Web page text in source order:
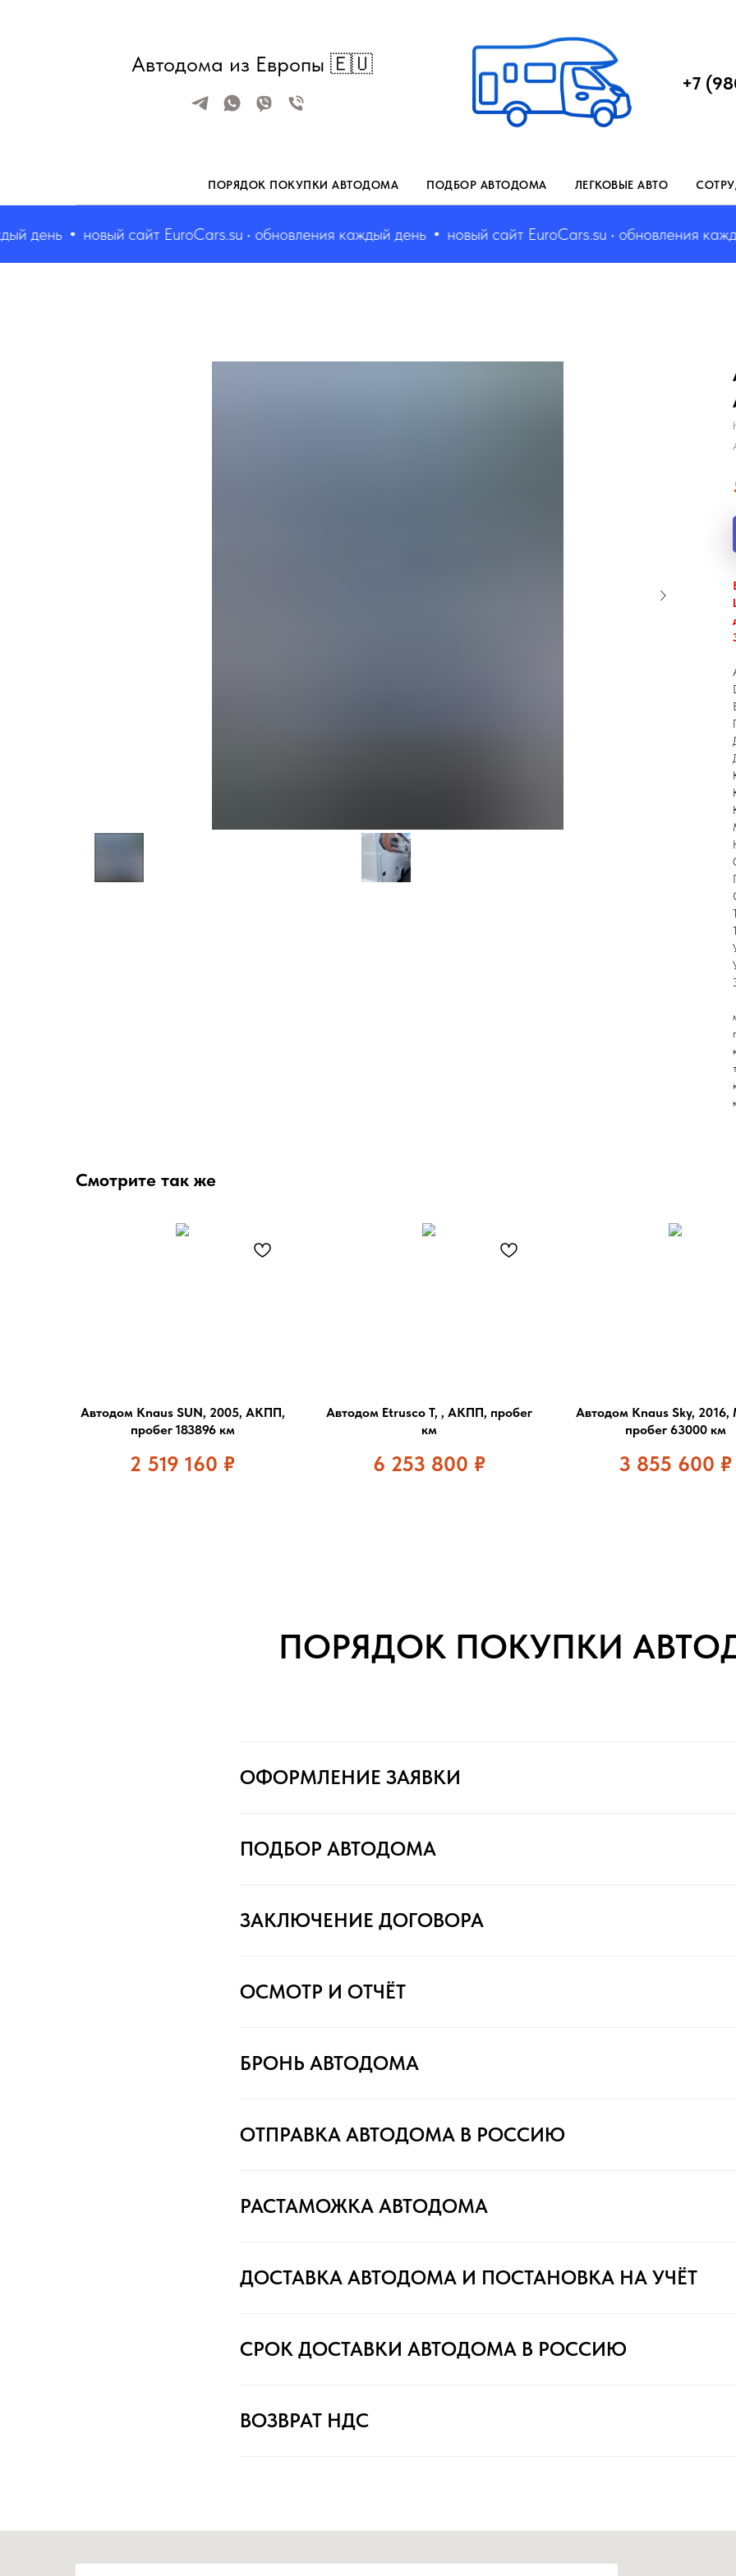
Автодома из Европы 🇪🇺
+7
ПОРЯДОК ПОКУПКИ АВТОДОМА ПОДБОР АВТОДОМА ЛЕГКОВЫЕ АВТО
новый сайт EuroCars.su • обновления каждый день новый сайт EuroCars.su • обновления каждый
Смотрите так же
Автодом Knaus SUN, 2005, АКПП,
пробег 183896 км
2 519 160 ₽
Автодом Etrusco T, , АКПП, пробег
км
6 253 800 ₽
Автодом Knaus Sky,
пробег 63000 км
3 855 600 ₽
ПОРЯДОК ПОКУПКИ
ОФОРМЛЕНИЕ ЗАЯВКИ
ПОДБОР АВТОДОМА
ЗАКЛЮЧЕНИЕ ДОГОВОРА
ОСМОТР И ОТЧЁТ
БРОНЬ АВТОДОМА
ОТПРАВКА АВТОДОМА В РОССИЮ
РАСТАМОЖКА АВТОДОМА
ДОСТАВКА АВТОДОМА И ПОСТАНОВКА НА УЧЁТ
СРОК ДОСТАВКИ АВТОДОМА В РОССИЮ
ВОЗВРАТ НДС